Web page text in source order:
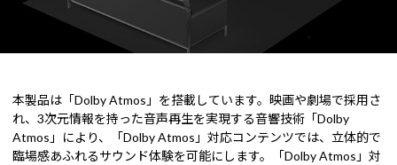
本製品は「Dolby Atmos」を搭載しています。映画や劇場で採用さ
れ、3次元情報を持った音声再生を実現する音響技術「Dolby
Atmos」により、「Dolby Atmos」対応コンテンツでは、立体的で
臨場感あふれるサウンド体験を可能にします。「Dolby Atmos」対